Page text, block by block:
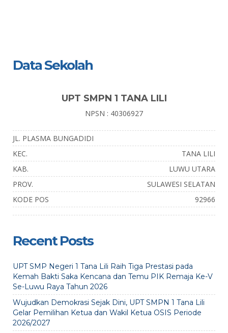
Data Sekolah
UPT SMPN 1 TANA LILI
NPSN : 40306927
JL. PLASMA BUNGADIDI
KEC.
TANA LILI
KAB.
LUWU UTARA
PROV.
SULAWESI SELATAN
KODE POS
92966
Recent Posts
UPT SMP Negeri 1 Tana Lili Raih Tiga Prestasi pada
Kemah Bakti Saka Kencana dan Temu PIK Remaja Ke-V
Se-Luwu Raya Tahun 2026
Wujudkan Demokrasi Sejak Dini, UPT SMPN 1 Tana Lili
Gelar Pemilihan Ketua dan Wakil Ketua OSIS Periode
2026/2027